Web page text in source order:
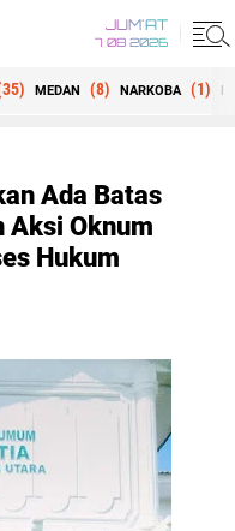
JUM'AT
7 08 2026
MEDAN (8) NARKOBA (1)
Ada Batas
Aksi Oknum
Hukum